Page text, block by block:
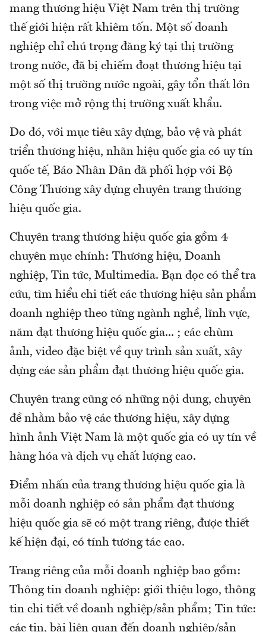
mang thương hiệu Việt Nam trên thị trường
thế giới hiện rất khiêm tốn. Một số doanh
nghiệp chỉ chú trọng đăng ký tại thị trường
trong nước, đã bị chiếm đoạt thương hiệu tại
một số thị trường nước ngoài, gây tổn thất lớn
trong việc mở rộng thị trường xuất khẩu.
Do đó, với mục tiêu xây dựng, bảo vệ và phát
triển thương hiệu, nhãn hiệu quốc gia có uy tín
quốc tế, Báo Nhân Dân đã phối hợp với Bộ
Công Thương xây dựng chuyên trang thương
hiệu quốc gia.
Chuyên trang thương hiệu quốc gia gồm 4
chuyên mục chính: Thương hiệu, Doanh
nghiệp, Tin tức, Multimedia. Bạn đọc có thể tra
cứu, tìm hiểu chi tiết các thương hiệu sản phẩm
doanh nghiệp theo từng ngành nghề, lĩnh vực,
năm đạt thương hiệu quốc gia... ; các chùm
ảnh, video đặc biệt về quy trình sản xuất, xây
dựng các sản phẩm đạt thương hiệu quốc gia.
Chuyên trang cũng có những nội dung, chuyên
đề nhằm bảo vệ các thương hiệu, xây dựng
hình ảnh Việt Nam là một quốc gia có uy tín về
hàng hóa và dịch vụ chất lượng cao.
Điểm nhấn của trang thương hiệu quốc gia là
mỗi doanh nghiệp có sản phẩm đạt thương
hiệu quốc gia sẽ có một trang riêng, được thiết
kế hiện đại, có tính tương tác cao.
Trang riêng của mỗi doanh nghiệp bao gồm:
Thông tin doanh nghiệp: giới thiệu logo, thông
tin chi tiết về doanh nghiệp/sản phẩm; Tin tức:
các tin, bài liên quan đến doanh nghiệp/sản